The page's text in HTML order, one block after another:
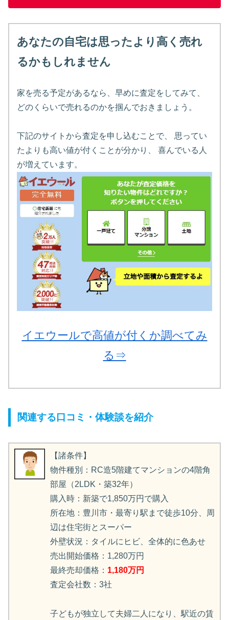
あなたの自宅は思ったより高く売れ
るかもしれません
家を売る予定があるなら、早めに査定をしてみて、
どのくらいで売れるのかを掴んでおきましょう。
下記のサイトから査定を申し込むことで、 思ってい
たよりも高い値が付くことが分かり、 喜んでいる人
が増えています。
イエウールで高値が付くか調べてみ
る⇒
関連する口コミ・体験談を紹介
【諸条件】
物件種別：RC造5階建てマンションの4階角
部屋（2LDK・築32年）
購入時：新築で1,850万円で購入
所在地：豊川市・最寄り駅まで徒歩10分、周
辺は住宅街とスーパー
外壁状況：タイルにヒビ、全体的に色あせ
売出開始価格：1,280万円
最終売却価格： 1,180万円
査定会社数：3社
子どもが独立して夫婦二人になり、駅近の賃